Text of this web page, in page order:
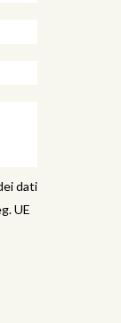
dati
UE